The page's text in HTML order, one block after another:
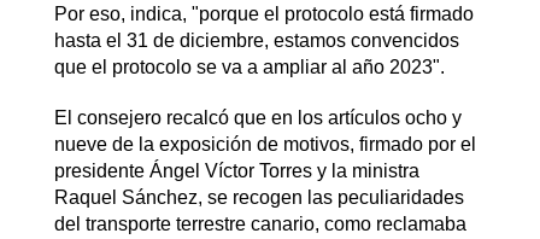
Por eso, indica, "porque el protocolo está firmado
hasta el 31 de diciembre, estamos convencidos
que el protocolo se va a ampliar al año 2023".
El consejero recalcó que en los artículos ocho y
nueve de la exposición de motivos, firmado por el
presidente Ángel Víctor Torres y la ministra
Raquel Sánchez, se recogen las peculiaridades
del transporte terrestre canario, como reclamaba